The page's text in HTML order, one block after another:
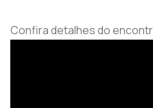
Confira detalhes do